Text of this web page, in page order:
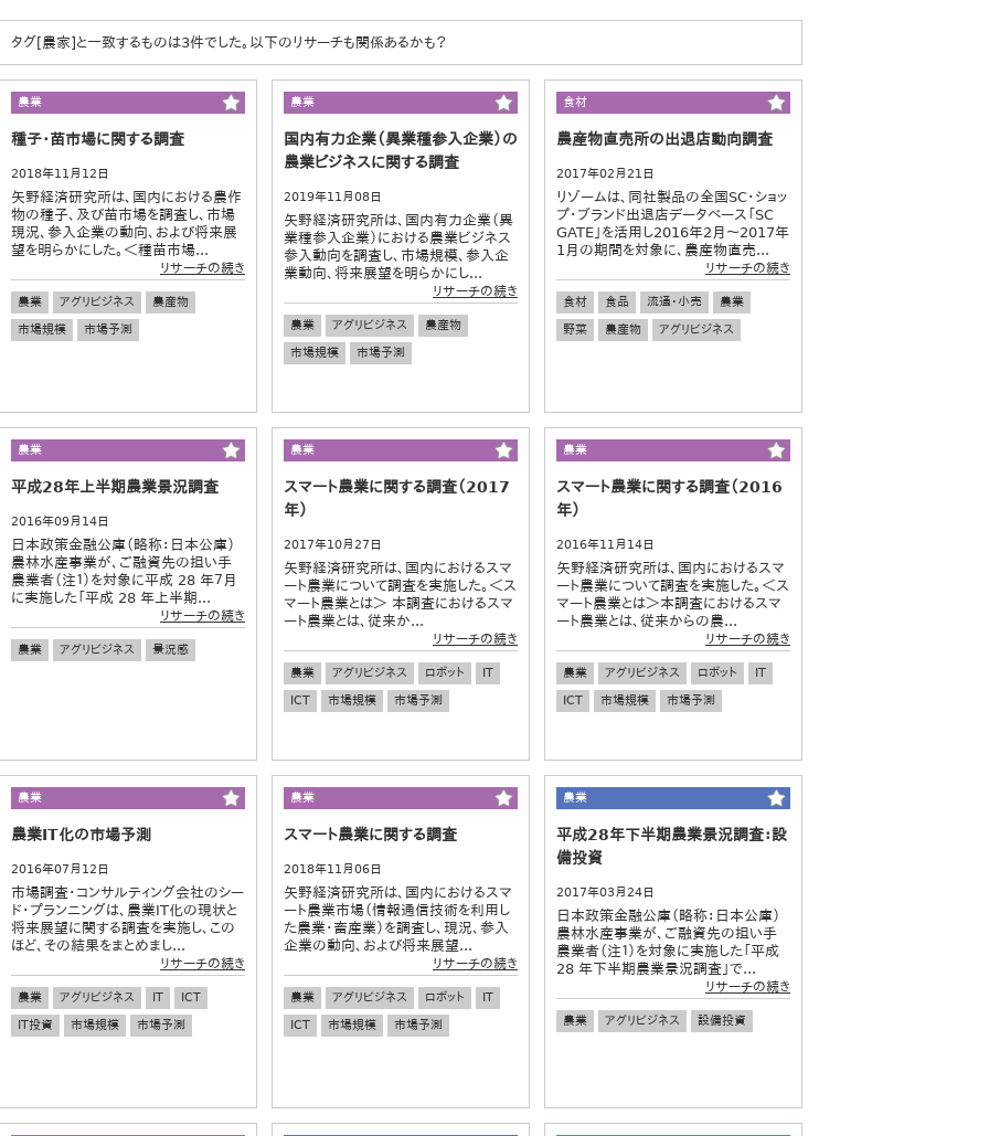
タグ[農家]と一致するものは3件でした。以下のリサーチも関係あるかも？
農業
種子・苗市場に関する調査
2018年11月12日
矢野経済研究所は、国内における農作
物の種子、及び苗市場を調査し、市場
現況、参入企業の動向、および将来展
望を明らかにした。＜種苗市場...
リサーチの続き
農業 アグリビジネス
農産物
市場規模
市場予測
農業
国内有力企業（異業種参入企業）の
農業ビジネスに関する調査
2019年11月08日
矢野経済研究所は、国内有力企業（異
業種参入企業）における農業ビジネス
参入動向を調査し、市場規模、参入企
業動向、将来展望を明らかにし...
リサーチの続き
農業 アグリビジネス
農産物
市場規模
市場予測
食材
農産物直売所の出退店動向調査
2017年02月21日
リゾームは、同社製品の全国SC・ショッ
プ・ブランド出退店データベース「SC
GATE」を活用し2016年2月～2017年
1月の期間を対象に、農産物直売...
リサーチの続き
食材 食品 流通・小売
農業
野菜
農産物 アグリビジネス
農業
平成28年上半期農業景況調査
2016年09月14日
日本政策金融公庫（略称：日本公庫）
農林水産事業が、ご融資先の担い手
農業者（注１）を対象に平成 28 年７月
に実施した「平成 28 年上半期...
リサーチの続き
農業 アグリビジネス 景況感
農業
スマート農業に関する調査（2017
年）
2017年10月27日
矢野経済研究所は、国内におけるスマ
ート農業について調査を実施した。＜ス
マート農業とは＞ 本調査におけるスマ
ート農業とは、従来か...
リサーチの続き
農業 アグリビジネス ロボット
IT
ICT
市場規模 市場予測
農業
スマート農業に関する調査（2016
年）
2016年11月14日
矢野経済研究所は、国内におけるスマ
ート農業について調査を実施した。＜ス
マート農業とは＞本調査におけるスマ
ート農業とは、従来からの農...
リサーチの続き
農業 アグリビジネス ロボット
IT
ICT
市場規模 市場予測
農業
農業IT化の市場予測
2016年07月12日
市場調査・コンサルティング会社のシー
ド・プランニングは、農業IT化の現状と
将来展望に関する調査を実施し、この
ほど、その結果をまとめまし...
リサーチの続き
農業 アグリビジネス IT
ICT
IT投資
市場規模 市場予測
農業
スマート農業に関する調査
2018年11月06日
矢野経済研究所は、国内におけるスマ
ート農業市場（情報通信技術を利用し
た農業・畜産業）を調査し、現況、参入
企業の動向、および将来展望...
リサーチの続き
農業 アグリビジネス ロボット
IT
ICT
市場規模 市場予測
農業
平成28年下半期農業景況調査：設
備投資
2017年03月24日
日本政策金融公庫（略称：日本公庫）
農林水産事業が、ご融資先の担い手
農業者（注１）を対象に実施した「平成
28 年下半期農業景況調査」で...
リサーチの続き
農業 アグリビジネス 設備投資